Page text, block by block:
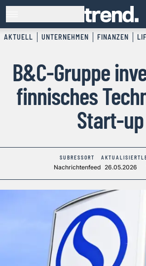
AKTUELL UNTERNEHMEN FINANZEN
B&C-Gruppe
finnisches
Start-up
SUBRESSORT
Nachrichtenfeed
AKTUALISIERT
26.05.2026